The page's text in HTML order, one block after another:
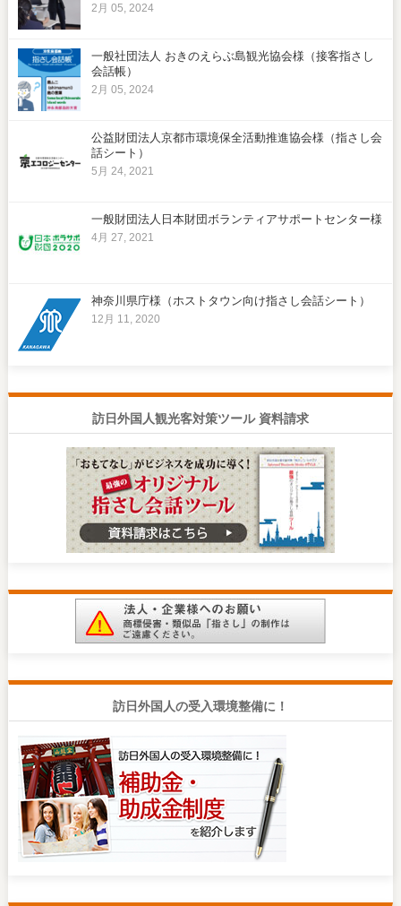
2月 05, 2024
一般社団法人 おきのえらぶ島観光協会様（接客指さし
会話帳）
2月 05, 2024
公益財団法人京都市環境保全活動推進協会様（指さし会
話シート）
5月 24, 2021
一般財団法人日本財団ボランティアサポートセンター様
4月 27, 2021
神奈川県庁様（ホストタウン向け指さし会話シート）
12月 11, 2020
訪日外国人観光客対策ツール 資料請求
訪日外国人の受入環境整備に！